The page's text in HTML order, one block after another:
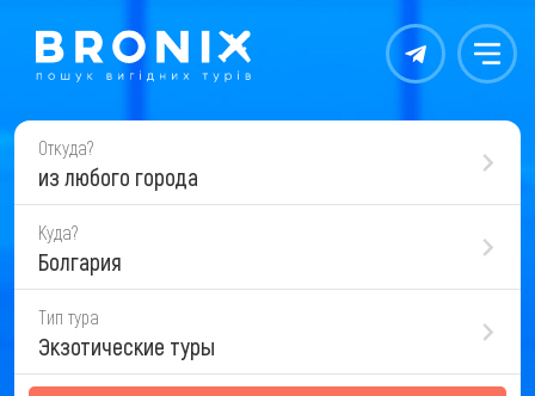
Контакты Меню
Откуда?
из любого города
Куда?
Болгария
Тип тура
Экзотические туры